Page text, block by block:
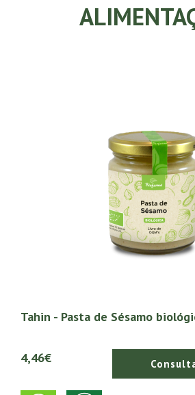
Tahin - Pasta de Sésamo
4,46€